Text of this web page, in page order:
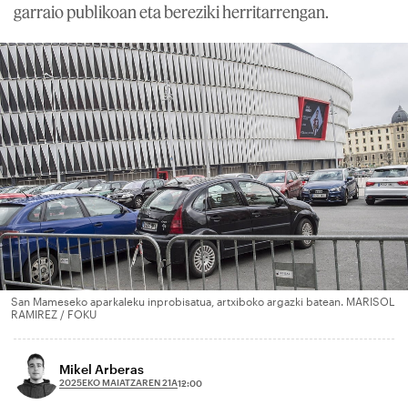
garraio publikoan eta bereziki herritarrengan.
San Mameseko aparkaleku inprobisatua, artxiboko argazki batean. MARISOL
RAMIREZ / FOKU
Mikel Arberas
2025EKO MAIATZAREN 21A12:00